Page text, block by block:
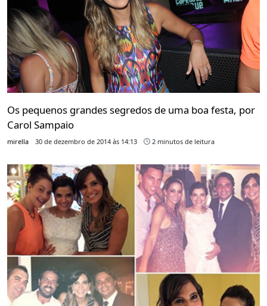
Os pequenos grandes segredos de uma boa festa, por
Carol Sampaio
mirella 30 de dezembro de 2014 às 14:13 2 minutos de leitura